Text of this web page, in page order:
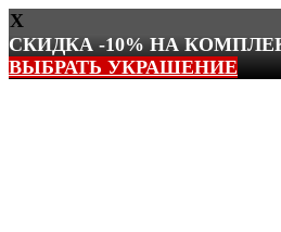
X
СКИДКА -10% НА
ВЫБРАТЬ УКРАШЕНИЕ